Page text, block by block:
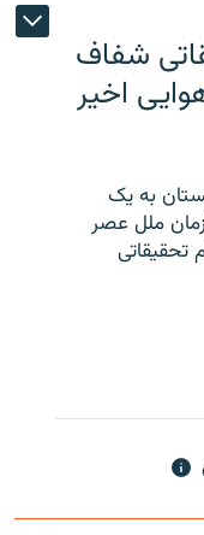
شفاف
اخیر
به یک
ملل عصر
تحقیقاتی